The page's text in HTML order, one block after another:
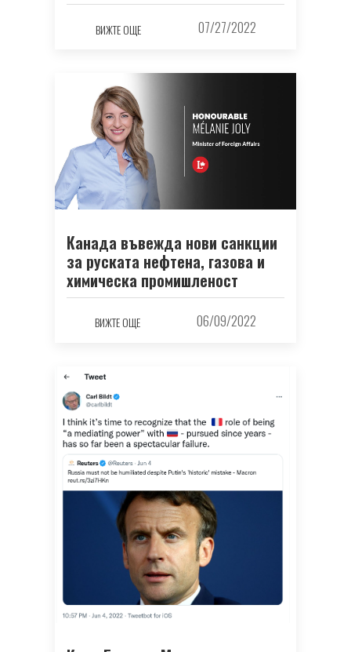
ВИЖТЕ ОЩЕ 07/27/2022
Канада въвежда нови санкции
за руската нефтена, газова и
химическа промишленост
ВИЖТЕ ОЩЕ 06/09/2022